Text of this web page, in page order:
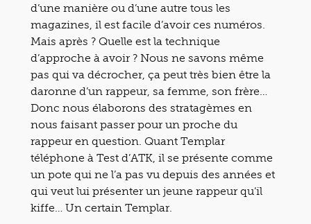
d’une manière ou d’une autre tous les
magazines, il est facile d’avoir ces numéros.
Mais après ? Quelle est la technique
d’approche à avoir ? Nous ne savons même
pas qui va décrocher, ça peut très bien être la
daronne d’un rappeur, sa femme, son frère…
Donc nous élaborons des stratagèmes en
nous faisant passer pour un proche du
rappeur en question. Quant Templar
téléphone à Test d’ATK, il se présente comme
un pote qui ne l’a pas vu depuis des années et
qui veut lui présenter un jeune rappeur qu’il
kiffe… Un certain Templar.